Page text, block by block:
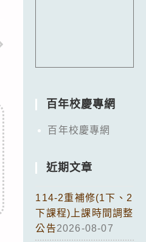
百年校慶專網
百年校慶專網
近期文章
114-2重補修(1下、2
下課程)上課時間調整
公告2026-08-07